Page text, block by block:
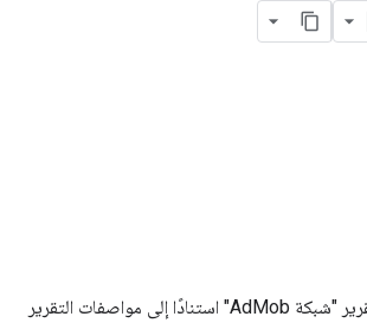
تنشئ هذه الطريقة تقرير "شبكة AdMob" استنادًا إلى مواصفات التقرير